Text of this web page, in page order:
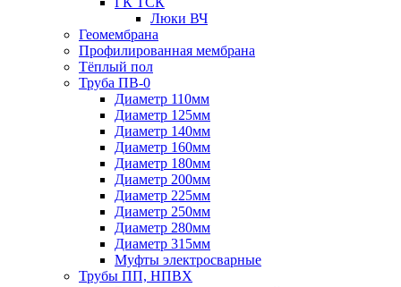
Люки ВЧ
Геомембрана
Профилированная мембрана
Тёплый пол
Труба ПВ-0
Диаметр 110мм
Диаметр 125мм
Диаметр 140мм
Диаметр 160мм
Диаметр 180мм
Диаметр 200мм
Диаметр 225мм
Диаметр 250мм
Диаметр 280мм
Диаметр 315мм
Муфты электросварные
Трубы ПП, НПВХ